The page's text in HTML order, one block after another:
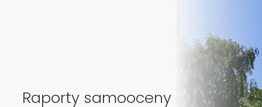
Raporty samooceny